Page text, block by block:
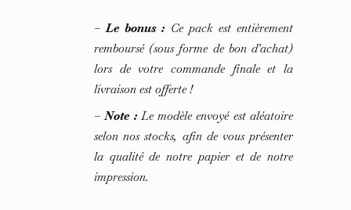
– Le bonus : Ce pack est entièrement
remboursé (sous forme de bon d’achat)
lors de votre commande finale et la
livraison est offerte !
– Note :Le modèle envoyé est aléatoire
selon nos stocks, afin de vous présenter
la qualité de notre papier et de notre
impression.